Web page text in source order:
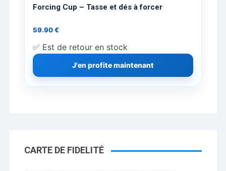
Forcing Cup – Tasse et dés à forcer
59.90€
✅ Est de retour en stock
J'en profite maintenant
CARTE DE FIDELITÉ